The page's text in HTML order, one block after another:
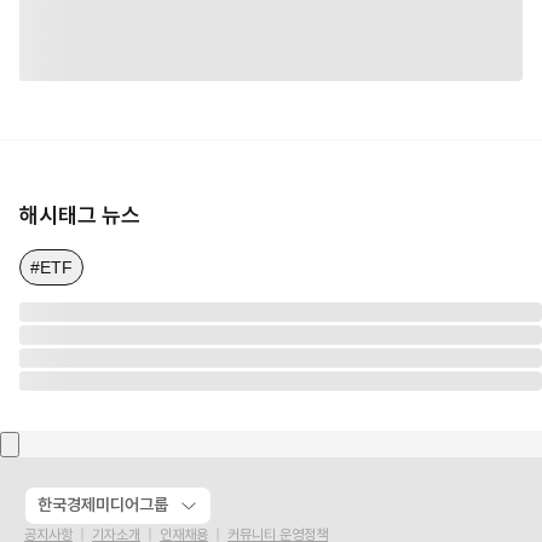
해시태그 뉴스
#ETF
한국경제미디어그룹
공지사항 기자소개 인재채용 커뮤니티 운영정책